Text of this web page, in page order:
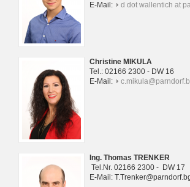
E-Mail:
d dot wallentich at
Christine MIKULA
Tel.: 02166 2300 - DW 16
E-Mail:
Ing. Thomas TRENKER
Tel.Nr. 02166 2300 - DW 17
E-Mail: